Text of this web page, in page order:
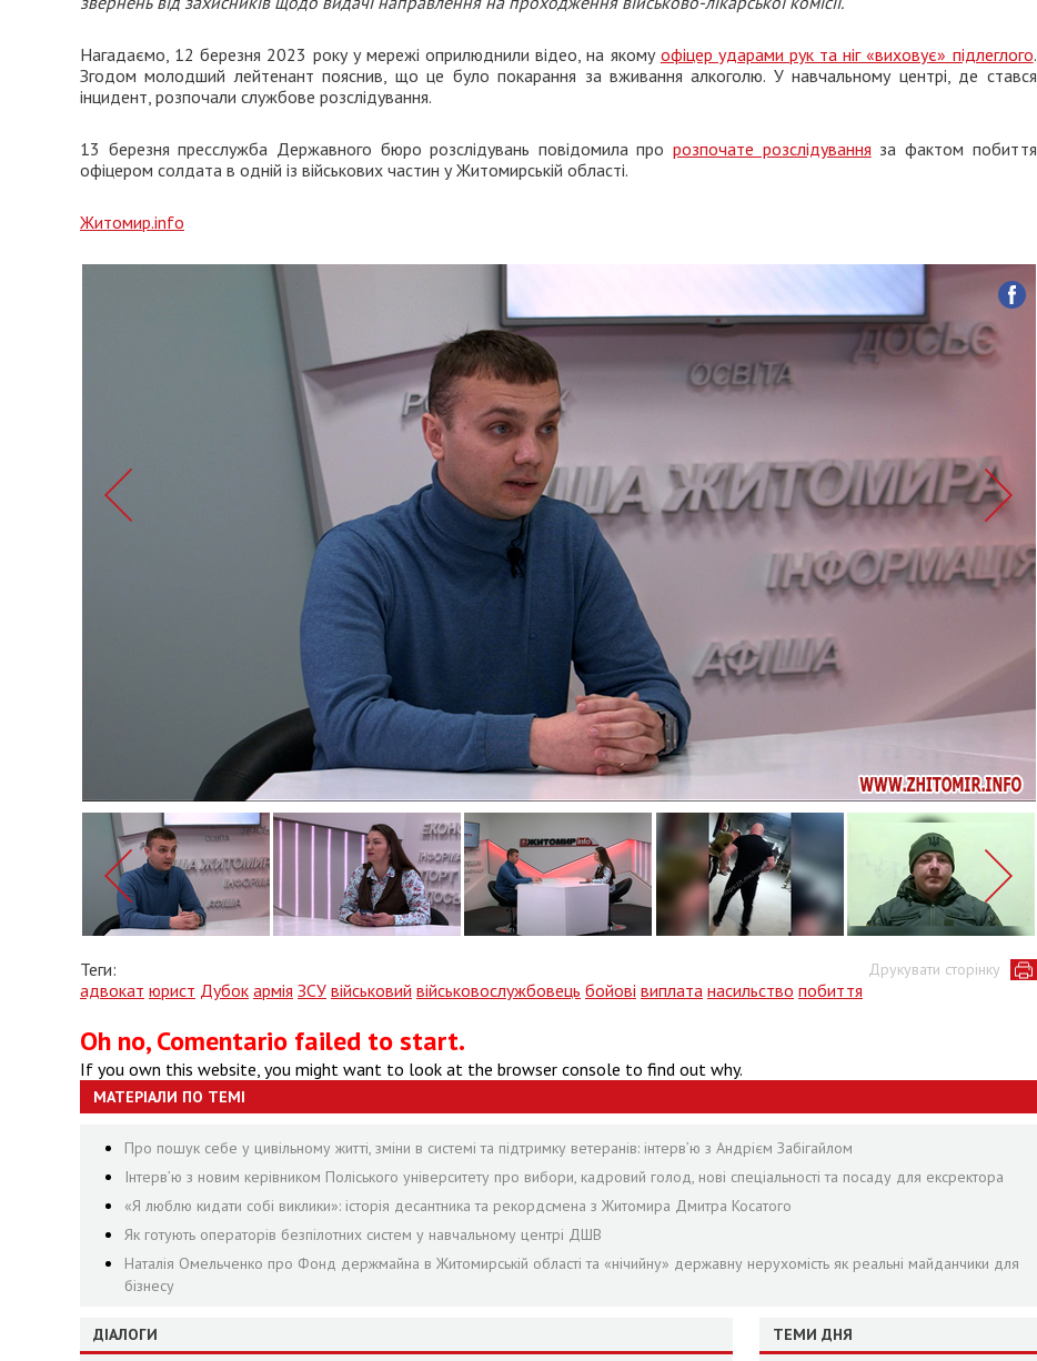
Нагадаємо, 12 березня 2023 року у мережі оприлюднили відео, на якому офіцер ударами рук та ніг «виховує» підлеглого.
Згодом молодший лейтенант пояснив, що це було покарання за вживання алкоголю. У навчальному центрі, де стався
інцидент, розпочали службове розслідування.
13 березня пресслужба Державного бюро розслідувань повідомила пророзпочате розслідування за фактом побиття
офіцером солдата в одній із військових частин у Житомирській області.
Житомир.info
Друкувати сторінку
Теги:
адвокат юрист Дубок армія ЗСУ військовий військовослужбовець бойові виплата насильство побиття
Oh no, Comentario failed to start.
If you own this website, you might want to look at the browser console to find out why.
МАТЕРІАЛИ ПО ТЕМІ
Про пошук себе у цивільному житті, зміни в системі та підтримку ветеранів: інтерв’ю з Андрієм Забігайлом
Інтерв’ю з новим керівником Поліського університету про вибори, кадровий голод, нові спеціальності та посаду для ексректора
«Я люблю кидати собі виклики»: історія десантника та рекордсмена з Житомира Дмитра Косатого
Як готують операторів безпілотних систем у навчальному центрі ДШВ
Наталія Омельченко про Фонд держмайна в Житомирській області та «нічийну» державну нерухомість як реальні майданчики для
бізнесу
ДІАЛОГИ ТЕМИ ДНЯ